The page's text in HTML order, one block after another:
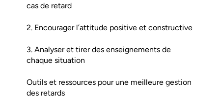
cas de retard
2. Encourager l’attitude positive et constructive
3. Analyser et tirer des enseignements de
chaque situation
Outils et ressources pour une meilleure gestion
des retards